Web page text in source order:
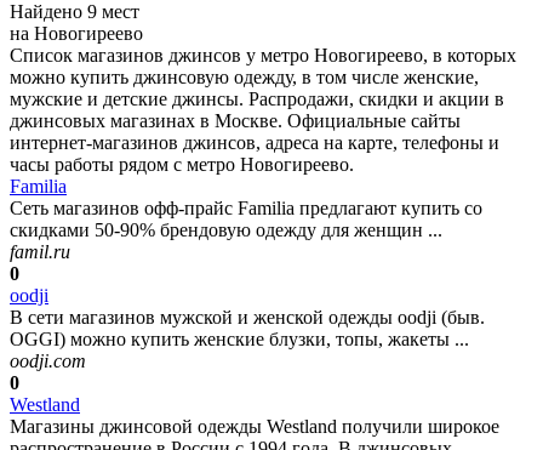
Найдено 9 мест
на Новогиреево
Список магазинов джинсов у метро Новогиреево, в которых
можно купить джинсовую одежду, в том числе женские,
мужские и детские джинсы. Распродажи, скидки и акции в
джинсовых магазинах в Москве. Официальные сайты
интернет-магазинов джинсов, адреса на карте, телефоны и
часы работы рядом с метро Новогиреево.
Familia
Сеть магазинов офф-прайс Familia предлагают купить со
скидками 50-90% брендовую одежду для женщин ...
famil.ru
0
oodji
В сети магазинов мужской и женской одежды oodji (быв.
OGGI) можно купить женские блузки, топы, жакеты ...
oodji.com
0
Westland
Магазины джинсовой одежды Westland получили широкое